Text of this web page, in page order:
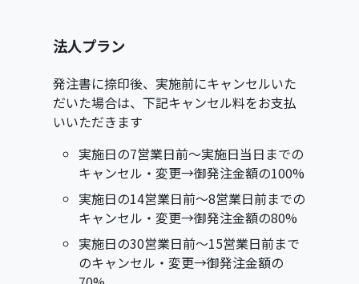
法人プラン
発注書に捺印後、実施前にキャンセルいた
だいた場合は、下記キャンセル料をお支払
いいただきます
実施日の7営業日前〜実施日当日までの
キャンセル・変更→御発注金額の100%
実施日の14営業日前～8営業日前までの
キャンセル・変更→御発注金額の80%
実施日の30営業日前〜15営業日前まで
のキャンセル・変更→御発注金額の